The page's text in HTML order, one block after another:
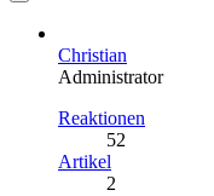
Christian
Administrator
Reaktionen
52
Artikel
2